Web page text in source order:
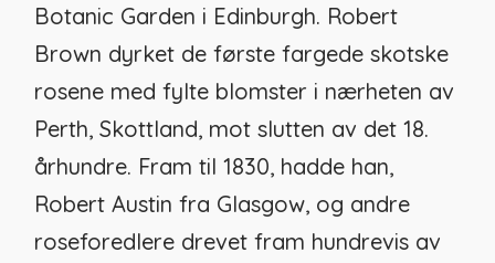
Botanic Garden i Edinburgh. Robert
Brown dyrket de første fargede skotske
rosene med fylte blomster i nærheten av
Perth, Skottland, mot slutten av det 18.
århundre. Fram til 1830, hadde han,
Robert Austin fra Glasgow, og andre
roseforedlere drevet fram hundrevis av